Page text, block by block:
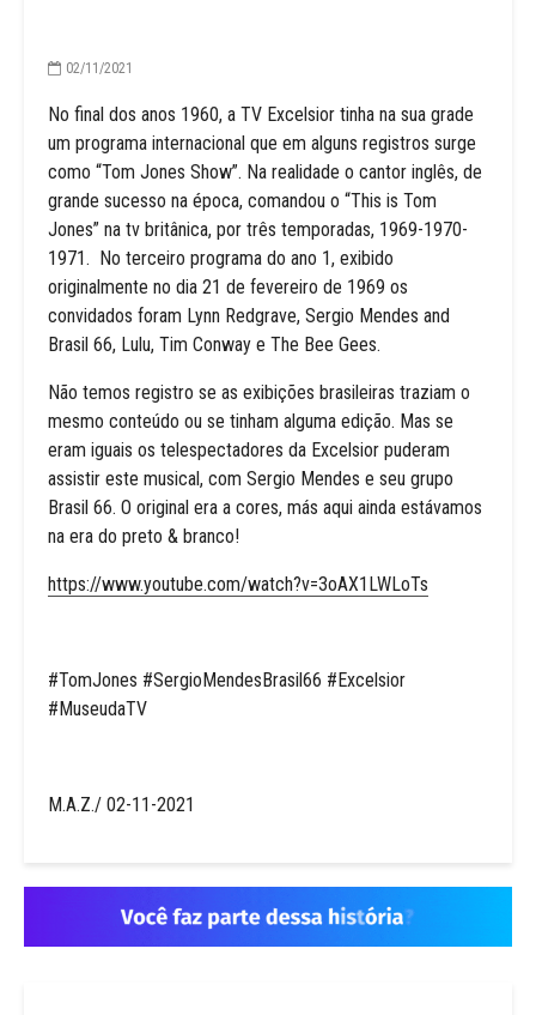
02/11/2021
No final dos anos 1960, a TV Excelsior tinha na sua grade
um programa internacional que em alguns registros surge
como “Tom Jones Show”. Na realidade o cantor inglês, de
grande sucesso na época, comandou o “This is Tom
Jones” na tv britânica, por três temporadas, 1969-1970-
1971. No terceiro programa do ano 1, exibido
originalmente no dia 21 de fevereiro de 1969 os
convidados foram Lynn Redgrave, Sergio Mendes and
Brasil 66, Lulu, Tim Conway e The Bee Gees.
Não temos registro se as exibições brasileiras traziam o
mesmo conteúdo ou se tinham alguma edição. Mas se
eram iguais os telespectadores da Excelsior puderam
assistir este musical, com Sergio Mendes e seu grupo
Brasil 66. O original era a cores, más aqui ainda estávamos
na era do preto & branco!
https://www.youtube.com/watch?v=3oAX1LWLoTs
#TomJones #SergioMendesBrasil66 #Excelsior
#MuseudaTV
M.A.Z./ 02-11-2021